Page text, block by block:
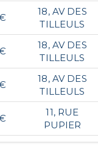
18, AV DES
TILLEULS
18, AV DES
TILLEULS
18, AV DES
TILLEULS
11, RUE
PUPIER